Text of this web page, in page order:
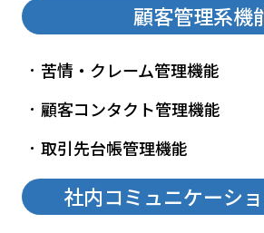
顧客管理系機
苦情・クレーム管理機能
顧客コンタクト管理機能
取引先台帳管理機能
社内コミュニケーシ